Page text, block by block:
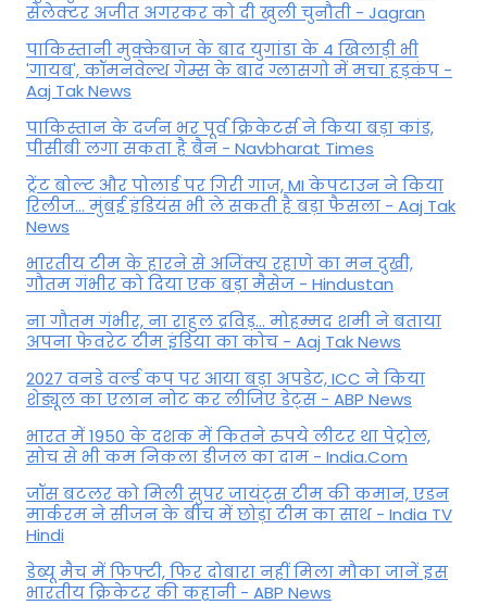
सेलेक्टर अजीत अगरकर को दी खुली चुनौती - Jagran
पाकिस्तानी मुक्केबाज के बाद युगांडा के 4 खिलाड़ी भी
'गायब', कॉमनवेल्थ गेम्स के बाद ग्लासगो में मचा हड़कंप -
Aaj Tak News
पाकिस्तान के दर्जन भर पूर्व क्रिकेटर्स ने किया बड़ा कांड,
पीसीबी लगा सकता है बैन - Navbharat Times
ट्रेंट बोल्ट और पोलार्ड पर गिरी गाज, MI केपटाउन ने किया
रिलीज... मुंबई इंडियंस भी ले सकती है बड़ा फैसला - Aaj Tak
News
भारतीय टीम के हारने से अजिंक्य रहाणे का मन दुखी,
गौतम गंभीर को दिया एक बड़ा मैसेज - Hindustan
ना गौतम गंभीर, ना राहुल द्रव‍िड़... मोहम्मद शमी ने बताया
अपना फेवरेट टीम इंड‍िया का कोच - Aaj Tak News
2027 वनडे वर्ल्ड कप पर आया बड़ा अपडेट, ICC ने किया
शेड्यूल का एलान नोट कर लीजिए डेट्स - ABP News
भारत में 1950 के दशक में कितने रुपये लीटर था पेट्रोल,
सोच से भी कम निकला डीजल का दाम - India.Com
जॉस बटलर को मिली सुपर जायंट्स टीम की कमान, एडन
मार्करम ने सीजन के बीच में छोड़ा टीम का साथ - India TV
Hindi
डेब्यू मैच में फिफ्टी, फिर दोबारा नहीं मिला मौका जानें इस
भारतीय क्रिकेटर की कहानी - ABP News